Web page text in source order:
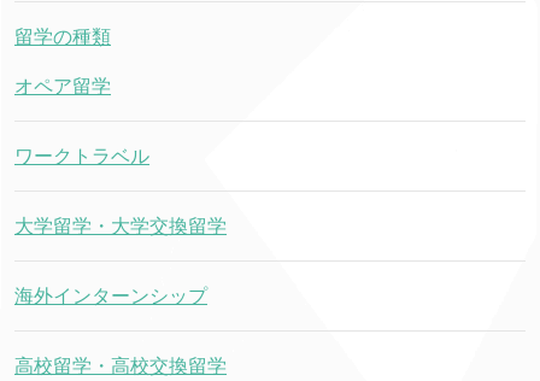
留学の種類
オペア留学
ワークトラベル
大学留学・大学交換留学
海外インターンシップ
高校留学・高校交換留学